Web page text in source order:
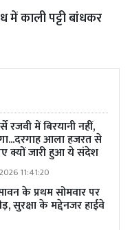
में काली पट्टी बांधकर
रजवी में बिरयानी नहीं,
आला हजरत से
क्यों जारी हुआ ये संदेश
11:41:20
के प्रथम सोमवार पर
सुरक्षा के मद्देनजर हाईवे